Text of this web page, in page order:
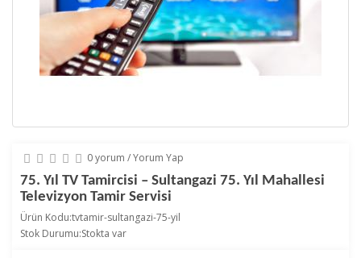
0 yorum /Yorum Yap
75. Yıl TV Tamircisi – Sultangazi 75. Yıl Mahallesi
Televizyon Tamir Servisi
Ürün Kodu:tvtamir-sultangazi-75-yil
Stok Durumu:Stokta var